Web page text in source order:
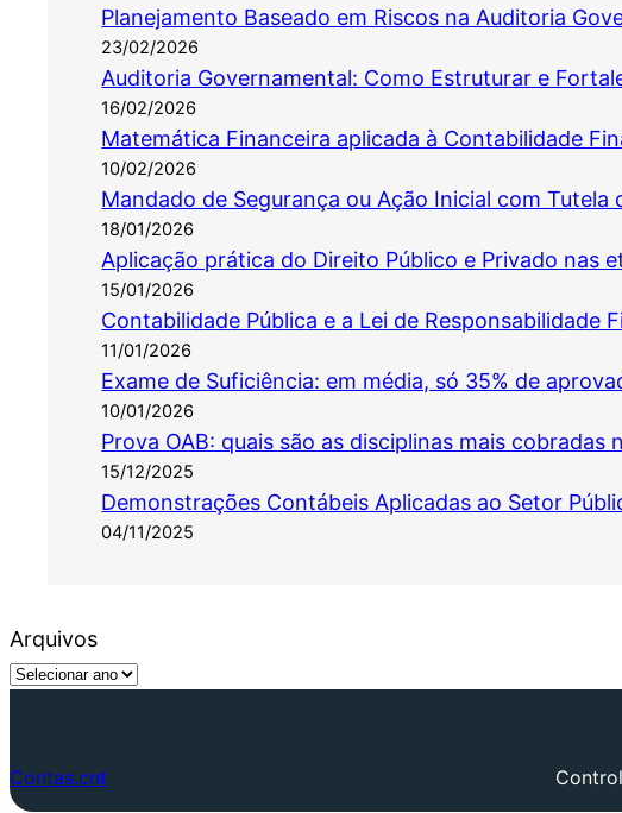
Planejamento Baseado em Riscos na Auditoria
23/02/2026
Auditoria Governamental: Como Estruturar e
16/02/2026
Matemática Financeira aplicada à Contabilidade
10/02/2026
Mandado de Segurança ou Ação Inicial com Tutela
18/01/2026
Aplicação prática do Direito Público e Privado nas
15/01/2026
Contabilidade Pública e a Lei de Responsabilidade
11/01/2026
Exame de Suficiência: em média, só 35% de
10/01/2026
Prova OAB: quais são as disciplinas mais cobradas
15/12/2025
Demonstrações Contábeis Aplicadas ao Setor
04/11/2025
Arquivos
Contas.cnt